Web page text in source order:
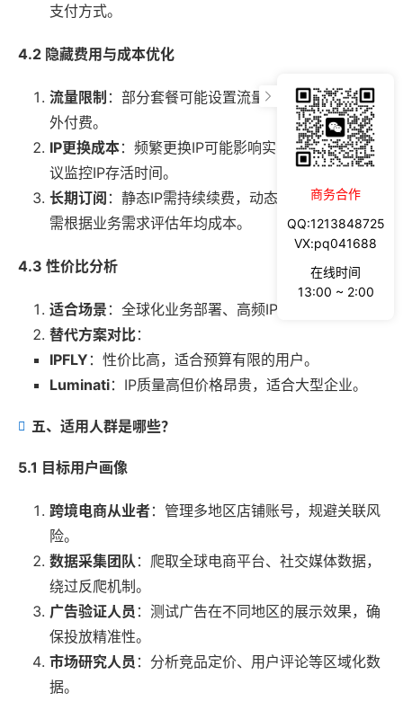
支付方式。
4.2 隐藏费用与成本优化
流量限制 ：部分套餐可能设置流量上限，超出后需额
外付费。
IP更换成本：频繁更换IP可能影响实际使用成本，建
议监控IP存活时间。
长期订阅 ：静态IP需持续续费，动态IP需定期更换，
需根据业务需求评估年均成本。
4.3 性价比分析
适合场景 ：全球化业务部署、高频IP更换需求。
替代方案对比：
IPFLY ：性价比高，适合预算有限的用户。
Luminati：IP质量高但价格昂贵，适合大型企业。
五、适用人群是哪些？
5.1 目标用户画像
跨境电商从业者：管理多地区店铺账号，规避关联风
险。
数据采集团队 ：爬取全球电商平台、社交媒体数据，
绕过反爬机制。
广告验证人员 ：测试广告在不同地区的展示效果，确
保投放精准性。
市场研究人员 ：分析竞品定价、用户评论等区域化数
据。
商务合作
QQ:1213848725
VX:pq041688
在线时间
13:00 ~ 2:00